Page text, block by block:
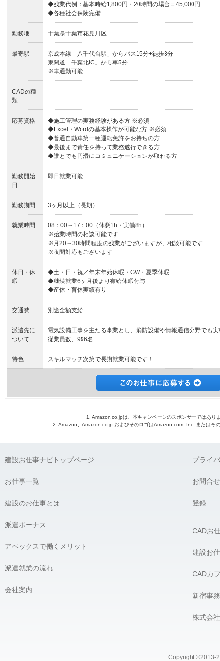
◆残業代例：基本時給1,800円・20時間の場合＝45,000円
◆各種社会保険完備
勤務地 千葉県千葉市花見川区
最寄駅
京成本線「八千代台駅」からバス15分+徒歩3分
東関道「千葉北IC」から車5分
※車通勤可能
CADの種
類
応募資格
◆施工管理の実務経験がある方 ※必須
◆Excel・Wordの基本操作が可能な方 ※必須
◆普通自動車第一種運転免許をお持ちの方
◆最後まで責任を持って業務遂行できる方
◆誰とでも円滑にコミュニケーションが取れる方
勤務開始
日
即日就業可能
勤務期間 3ヶ月以上（長期）
就業時間
08：00～17：00（休憩1h・実働8h）
※始業時間の相談可能です
※月20～30時間程度の残業がございますが、相談可能です
※夜間対応もございます
休日・休
暇
◆土・日・祝／年末年始休暇・GW・夏季休暇
◆継続就業6ヶ月後より有給休暇付与
◆産休・育休実績有り
交通費 別途全額支給
派遣先に
ついて
電気設備工事を主たる事業とし、消防設備や情報通信分野でも
従業員数、996名
特色 スキルマッチ次第で長期就業可能です！
1. Amazon.co.jpは、本キャンペーンのスポンサーではあり
2. Amazon、Amazon.co.jp およびそのロゴはAmazon.com, Inc. またはそ
建設お仕事ナビトップページ
お仕事一覧
建設のお仕事とは
派遣ボーナス
アペックスで働くメリット
派遣就業の流れ
会社案内
プライ
お問合せ
登録
CADお
建設お
CADカ
新宿事
株式会
Copyright ©2013-